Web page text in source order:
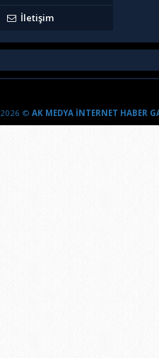
İletişim
2026 © AK MEDYA İNTERNET HABER